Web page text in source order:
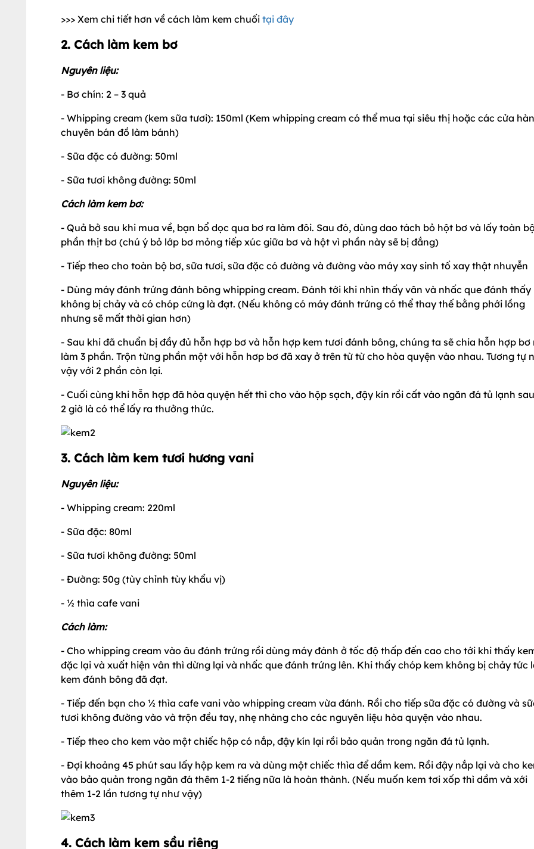
>>> Xem chi tiết hơn về cách làm kem chuối tại đây
2. Cách làm kem bơ
Nguyên liệu:
- Bơ chín: 2 – 3 quả
- Whipping cream (kem sữa tươi): 150ml (Kem whipping cream có thể mua tại siêu thị hoặc các cửa
chuyên bán đồ làm bánh)
- Sữa đặc có đường: 50ml
- Sữa tươi không đường: 50ml
Cách làm kem bơ:
- Quả bở sau khi mua về, bạn bổ dọc qua bơ ra làm đôi. Sau đó, dùng dao tách bỏ hột bơ và lấy toàn
phần thịt bơ (chú ý bỏ lớp bơ mỏng tiếp xúc giữa bơ và hột vì phần này sẽ bị đắng)
- Tiếp theo cho toàn bộ bơ, sữa tươi, sữa đặc có đường và đường vào máy xay sinh tố xay thật nhuyễn
- Dùng máy đánh trứng đánh bông whipping cream. Đánh tới khi nhìn thấy vân và nhấc que đánh thấy
không bị chảy và có chóp cứng là đạt. (Nếu không có máy đánh trứng có thể thay thế bằng phới lồng
nhưng sẽ mất thời gian hơn)
- Sau khi đã chuẩn bị đầy đủ hỗn hợp bơ và hỗn hợp kem tươi đánh bông, chúng ta sẽ chia hỗn hợp bơ
làm 3 phần. Trộn từng phần một với hỗn hơp bơ đã xay ở trên từ từ cho hòa quyện vào nhau. Tương tự
vậy với 2 phần còn lại.
- Cuối cùng khi hỗn hợp đã hòa quyện hết thì cho vào hộp sạch, đậy kín rồi cất vào ngăn đá tủ lạnh sau
2 giờ là có thể lấy ra thưởng thức.
3. Cách làm kem tươi hương vani
Nguyên liệu:
- Whipping cream: 220ml
- Sữa đặc: 80ml
- Sữa tươi không đường: 50ml
- Đường: 50g (tùy chỉnh tùy khẩu vị)
- ½ thìa cafe vani
Cách làm:
- Cho whipping cream vào âu đánh trứng rồi dùng máy đánh ở tốc độ thấp đến cao cho tới khi thấy
đặc lại và xuất hiện vân thì dừng lại và nhấc que đánh trứng lên. Khi thấy chóp kem không bị chảy tức
kem đánh bông đã đạt.
- Tiếp đến bạn cho ½ thìa cafe vani vào whipping cream vừa đánh. Rồi cho tiếp sữa đặc có đường và
tươi không đường vào và trộn đều tay, nhẹ nhàng cho các nguyên liệu hòa quyện vào nhau.
- Tiếp theo cho kem vào một chiếc hộp có nắp, đậy kín lại rồi bảo quản trong ngăn đá tủ lạnh.
- Đợi khoảng 45 phút sau lấy hộp kem ra và dùng một chiếc thìa để dầm kem. Rồi đậy nắp lại và cho
vào bảo quản trong ngăn đá thêm 1-2 tiếng nữa là hoàn thành. (Nếu muốn kem tơi xốp thì dầm và xới
thêm 1-2 lần tương tự như vậy)
4. Cách làm kem sầu riêng